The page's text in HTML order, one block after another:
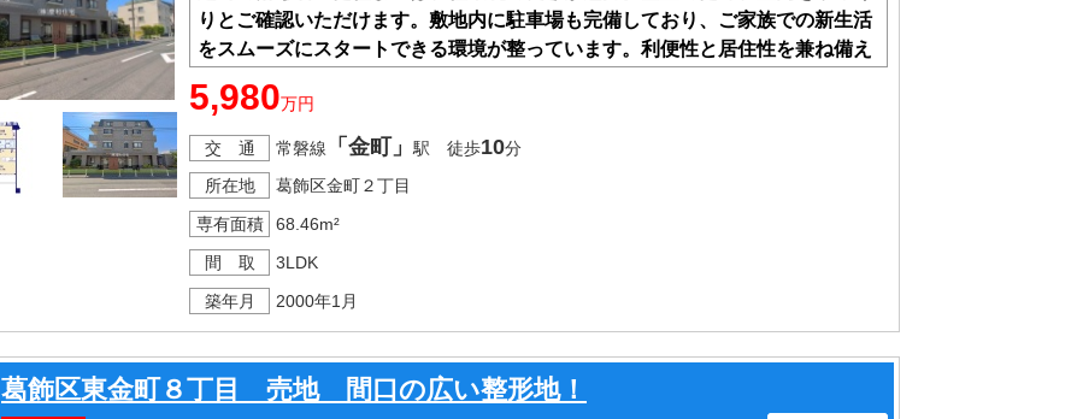
りとご確認いただけます。敷地内に駐車場も完備しており、ご家族での新生活
をスムーズにスタートできる環境が整っています。利便性と居住性を兼ね備え
5,980万円
交 通 常磐線 「金町」 駅 徒歩10分
所在地
葛飾区金町２丁目
専有面積
68.46m²
間 取
3LDK
築年月
2000年1月
葛飾区東金町８丁目 売地 間口の広い整形地！